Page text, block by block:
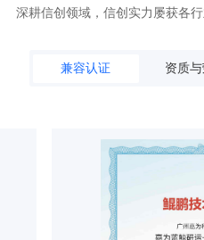
深耕信创领域，信创实力屡获各
兼容认证 资质